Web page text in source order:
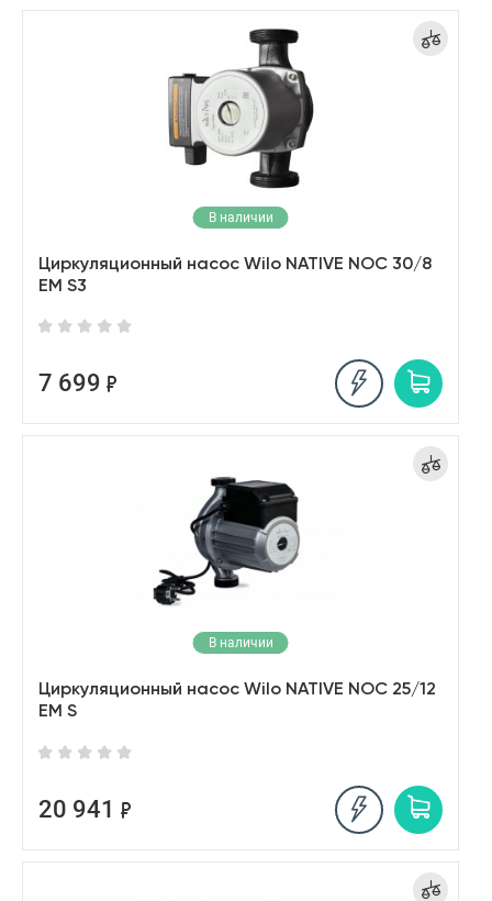
В наличии
Циркуляционный насос Wilo NATIVE NOC 30/8
EM S3
7 699
В наличии
Циркуляционный насос Wilo NATIVE NOC 25/12
EM S
20 941